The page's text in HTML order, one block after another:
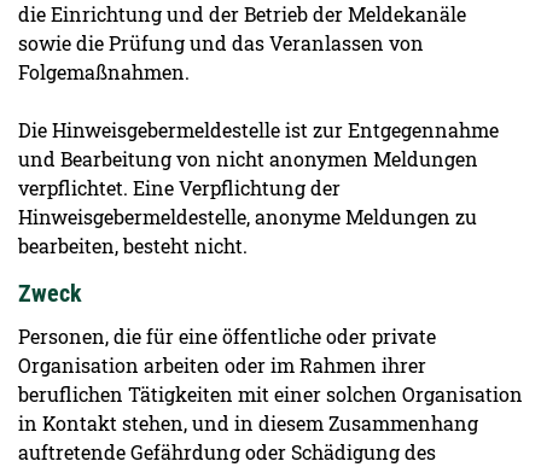
die Einrichtung und der Betrieb der Meldekanäle
sowie die Prüfung und das Veranlassen von
Folgemaßnahmen.
Die Hinweisgebermeldestelle ist zur Entgegennahme
und Bearbeitung von nicht anonymen Meldungen
verpflichtet. Eine Verpflichtung der
Hinweisgebermeldestelle, anonyme Meldungen zu
bearbeiten, besteht nicht.
Zweck
Personen, die für eine öffentliche oder private
Organisation arbeiten oder im Rahmen ihrer
beruflichen Tätigkeiten mit einer solchen Organisation
in Kontakt stehen, und in diesem Zusammenhang
auftretende Gefährdung oder Schädigung des